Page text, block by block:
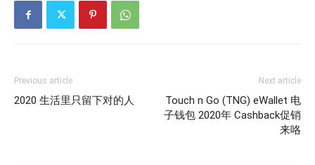
Previous article
2020 生活里只留下对的人
Next article
Touch n Go (TNG) eWallet 电
子钱包 2020年 Cashback促销
来咯